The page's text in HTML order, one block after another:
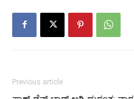
Previous article